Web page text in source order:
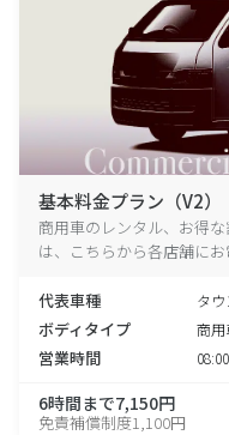
基本料金プラン（V2）
商用車のレンタル、お得
は、こちらから各店舗にお
代表車種 タ
ボディタイプ 商用
営業時間
6時間まで7,150円
免責補償制度1,100円